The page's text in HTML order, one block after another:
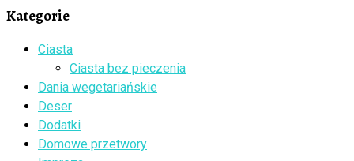
Kategorie
Ciasta
Ciasta bez pieczenia
Dania wegetariańskie
Deser
Dodatki
Domowe przetwory